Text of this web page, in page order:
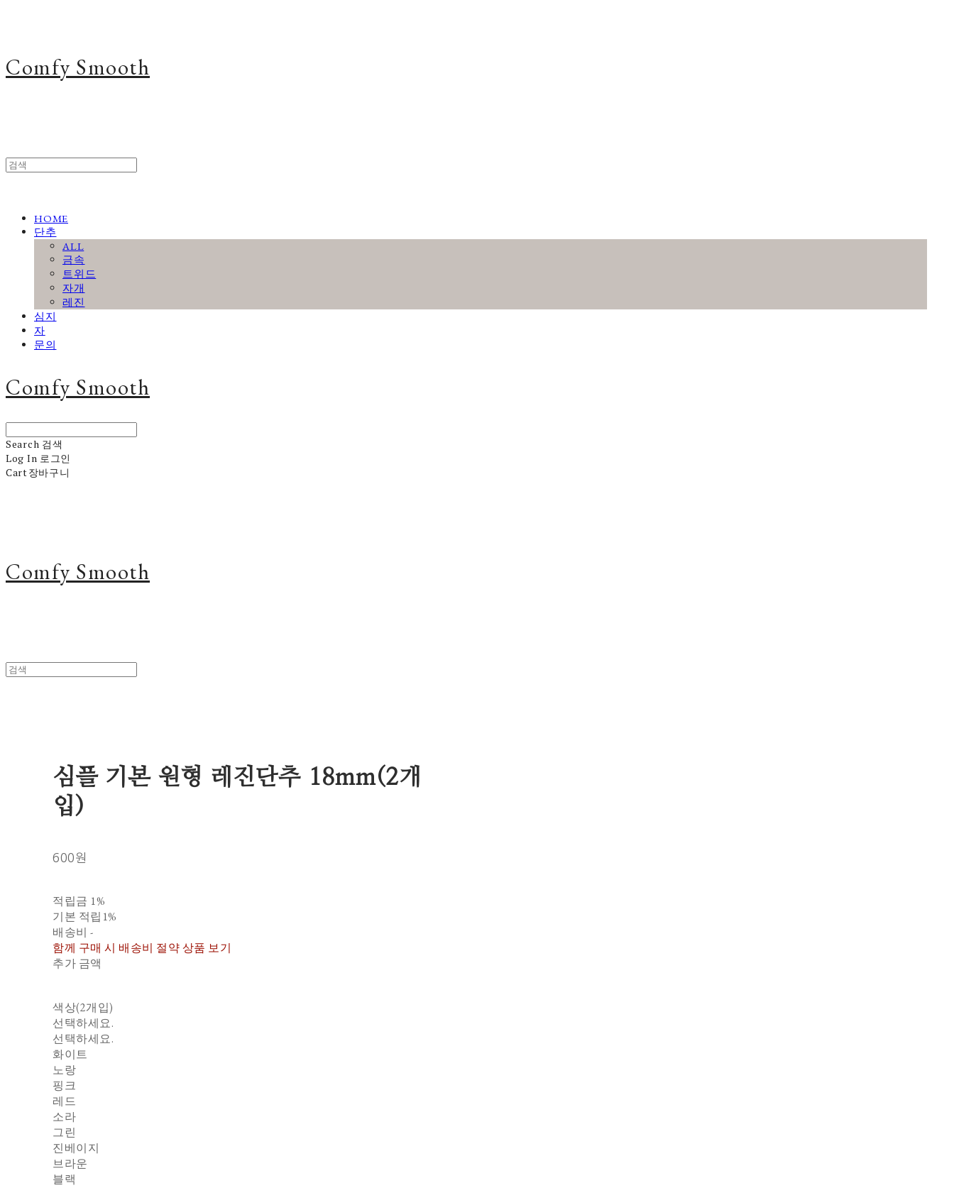
Comfy Smooth
HOME
단추
ALL
금속
트위드
자개
레진
심지
자
문의
Comfy Smooth
Search 검색
Log In 로그인
Cart장바구니
Comfy Smooth
심플 기본 원형 레진단추 18mm(2개
입)
600원
적립금 1%
기본 적립 1%
배송비-
함께 구매 시 배송비 절약 상품 보기
추가 금액
색상(2개입)
선택하세요.
선택하세요.
화이트
노랑
핑크
레드
소라
그린
진베이지
브라운
블랙